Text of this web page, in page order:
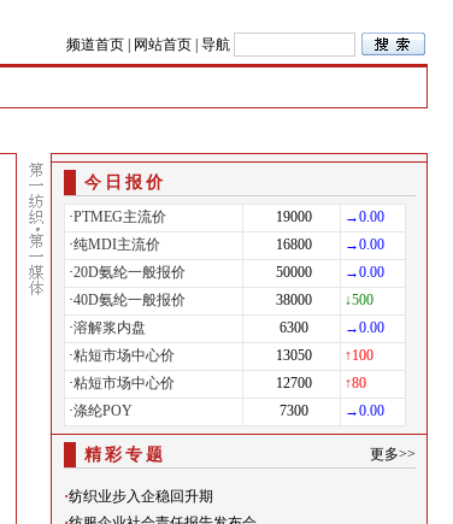
频道首页 网站首页 导航
今日报价
·PTMEG主流价 19000
→0.00
·纯MDI主流价 16800
→0.00
·20D氨纶一般报价 50000
→0.00
·40D氨纶一般报价 38000
↓500
·溶解浆内盘 6300
→0.00
·粘短市场中心价 13050
↑100
·粘短市场中心价 12700
↑80
·涤纶POY 7300 →0.00
精彩专题 更多>>
·纺织业步入企稳回升期